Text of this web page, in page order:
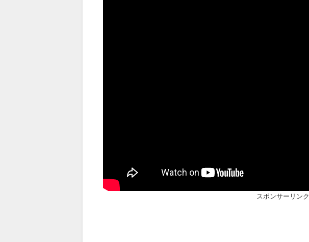
スポンサーリンク